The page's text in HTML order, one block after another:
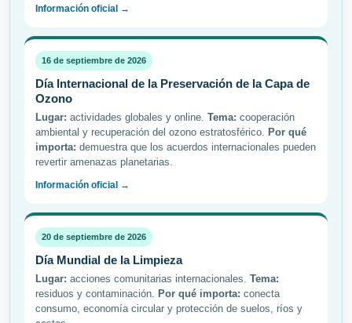
Información oficial →
16 de septiembre de 2026
Día Internacional de la Preservación de la Capa de
Ozono
Lugar: actividades globales y online. Tema: cooperación
ambiental y recuperación del ozono estratosférico. Por qué
importa: demuestra que los acuerdos internacionales pueden
revertir amenazas planetarias.
Información oficial →
20 de septiembre de 2026
Día Mundial de la Limpieza
Lugar: acciones comunitarias internacionales. Tema:
residuos y contaminación. Por qué importa: conecta
consumo, economía circular y protección de suelos, ríos y